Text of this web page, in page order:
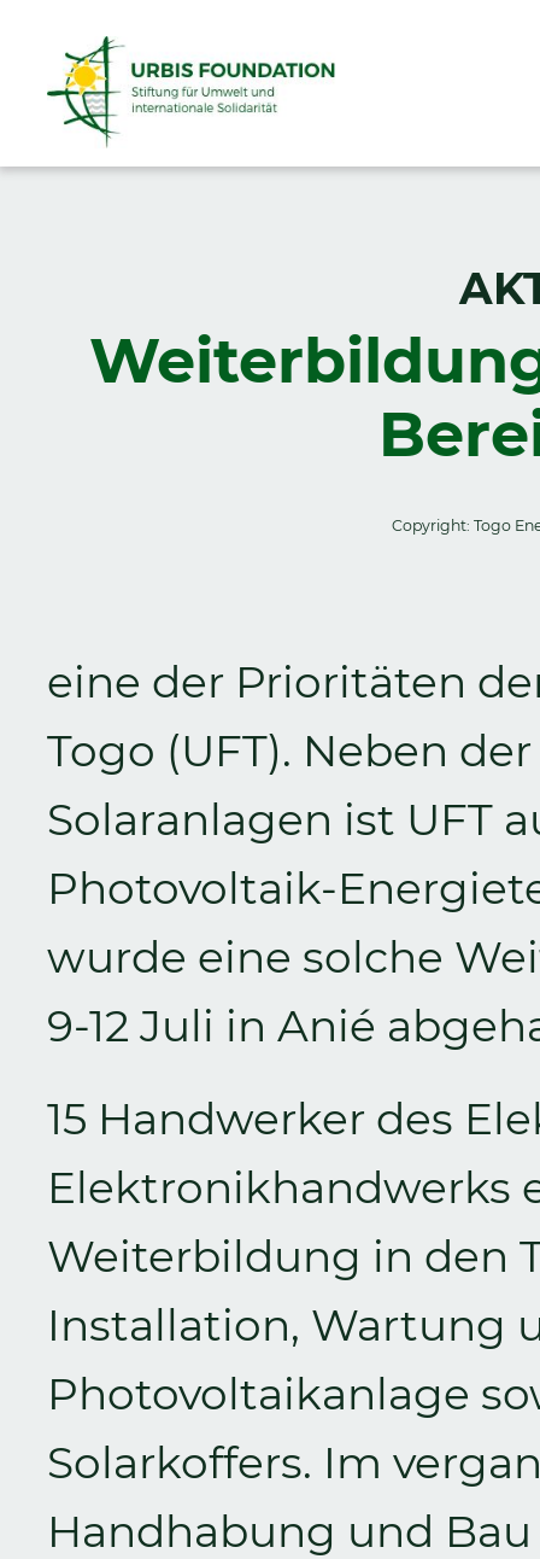
Copyright: Togo
eine der Prioritäten
Togo (UFT). Neben
Solaranlagen ist UFT
Photovoltaik-
wurde eine solche
9-12 Juli in Anié
15 Handwerker des
Elektronikhandwerks
Weiterbildung in den
Installation, Wartung
Photovoltaikanlage
Solarkoffers. Im
Handhabung und